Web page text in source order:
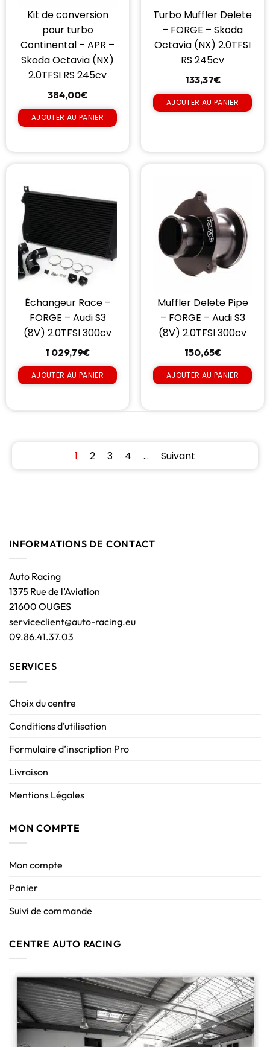
Kit de conversion
pour turbo
Continental – APR –
Skoda Octavia (NX)
2.0TFSI RS 245cv
384,00€
AJOUTER AU PANIER
Turbo Muffler Delete
– FORGE – Skoda
Octavia (NX) 2.0TFSI
RS 245cv
133,37€
AJOUTER AU PANIER
Échangeur Race –
FORGE – Audi S3
(8V) 2.0TFSI 300cv
1 029,79€
AJOUTER AU PANIER
Muffler Delete Pipe
– FORGE – Audi S3
(8V) 2.0TFSI 300cv
150,65€
AJOUTER AU PANIER
1 2 3 4 … Suivant
INFORMATIONS DE CONTACT
Auto Racing
1375 Rue de l’Aviation
21600 OUGES
serviceclient@auto-racing.eu
09.86.41.37.03
SERVICES
Choix du centre
Conditions d’utilisation
Formulaire d’inscription Pro
Livraison
Mentions Légales
MON COMPTE
Mon compte
Panier
Suivi de commande
CENTRE AUTO RACING